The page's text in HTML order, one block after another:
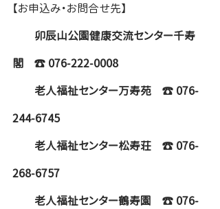
【お申込み・お問合せ先】
卯辰山公園健康交流センター千寿
閣　☎ 076-222-0008
老人福祉センター万寿苑　☎ 076-
244-6745
老人福祉センター松寿荘　☎ 076-
268-6757
老人福祉センター鶴寿園　☎ 076-